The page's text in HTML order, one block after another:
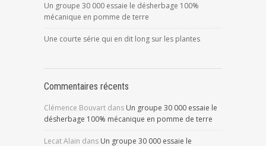
Un groupe 30 000 essaie le désherbage 100%
mécanique en pomme de terre
Une courte série qui en dit long sur les plantes
Commentaires récents
Clémence Bouvart dans Un groupe 30 000 essaie le
désherbage 100% mécanique en pomme de terre
Lecat Alain dans Un groupe 30 000 essaie le